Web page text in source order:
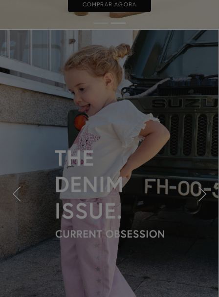
COMPRAR AGORA
Previous Next